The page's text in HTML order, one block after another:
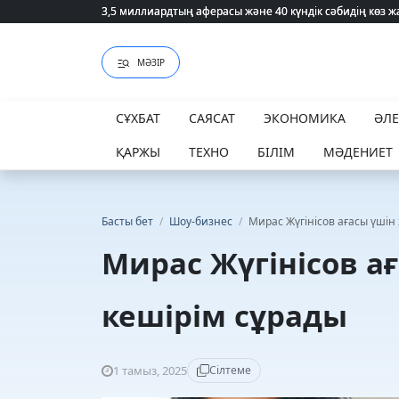
3,5 миллиардтың аферасы және 40 күндік сәбидің
3,5 миллиардтың аферасы және 40 күндік сәбидің
МӘЗІР
СҰХБАТ САЯСАТ ЭКОНОМИКА
ҚАРЖЫ
ТЕХНО БІЛІМ МӘДЕНИЕТ
Басты бет / Шоу-бизнес / Мирас Жүгінісов ағасы
Мирас Жүгінісов
кешірім сұрады
1 тамыз, 2025 Сілтеме